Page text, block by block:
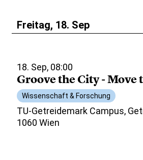
Freitag, 18. Sep
18. Sep, 08:00
Groove the City - Move
Wissenschaft & Forschung
TU-Getreidemark Campus,
1060 Wien